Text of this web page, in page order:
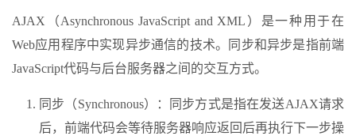
AJAX（Asynchronous JavaScript and XML）是一种用于在
Web应用程序中实现异步通信的技术。同步和异步是指前端
JavaScript代码与后台服务器之间的交互方式。
同步（Synchronous）：同步方式是指在发送AJAX请求
后，前端代码会等待服务器响应返回后再执行下一步操